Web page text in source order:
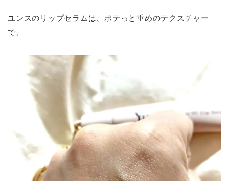
ユンスのリップセラムは、ポテっと重めのテクスチャー
で、